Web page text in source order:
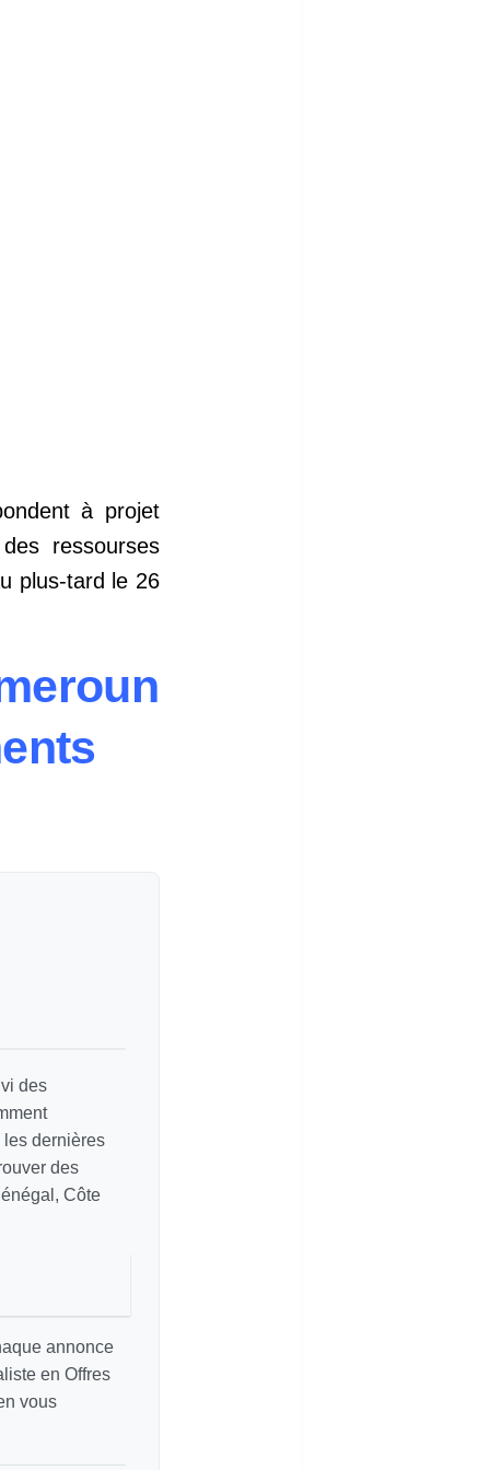
à projet
ressourses
plus-tard le 26
des
les dernières
des
Côte
annonce
en Offres
vous